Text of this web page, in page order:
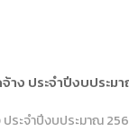
ง ประจำปีงบประ
ะจำปีงบประมาณ